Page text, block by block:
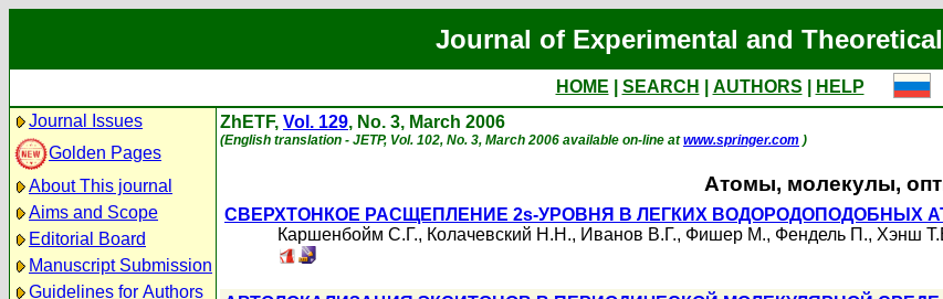
Journal of Experimental and
HOME SEARCH AUTHORS
HELP
Journal Issues
Golden Pages
About This journal
Aims and Scope
Editorial Board
Manuscript Submission
Guidelines for Authors
ZhETF, Vol. 129, No. 3, March 2006
(English translation - JETP, Vol. 102, No. 3, March 2006 available on-line atwww.springer.com )
Атомы, молекулы,
СВЕРХТОНКОЕ РАСЩЕПЛЕНИЕ 2s-УРОВНЯ В ЛЕГКИХ ВОДОРОДОПОДОБНЫХ
Каршенбойм С.Г., Колачевский Н.Н., Иванов В.Г., Фишер М., Фендель П., Хэнш